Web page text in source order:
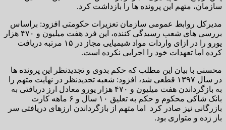
سازمان، متهم این پرونده ها را بازداشت کرد.
مدیرکل روابط عمومی سازمان تعزیرات حکومتی افزود: براساس
بررسی های شعب رسیدگی کننده، این فرد هفت میلیون و ۴۷۰ هزار
یورو را در ازای واردات مواد شیمیایی مجاز در ۱۵ مرتبه دریافت
کرده اما تعهدات خود را اجرایی نکرده است.
محسنی با بیان این مطلب که حکم بدوی و تجدیدنظر این پرونده ها
در سال ۱۳۹۷ قطعی شد، افزود: شعبه تجدیدنظر در نهایت متهم را
به بازگرداندن هفت میلیون و ۴۷۰ هزار یورو معادل ارز دریافتی به
بانک شاکی محکوم و حکم به تعلیق ۱۰ سال و ۶ ماهه کارت
بازرگانی نیز صادر کرد اما متهم از بازگرداندن ارزهای دریافتی سر
باز زده و متواری بود.